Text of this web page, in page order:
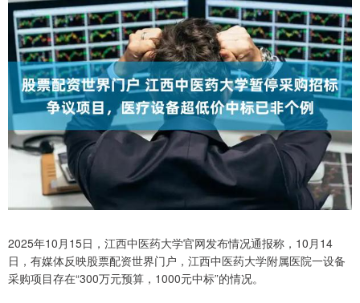
2025年10月15日，江西中医药大学官网发布情况通报称，10月14
日，有媒体反映股票配资世界门户，江西中医药大学附属医院一设备
采购项目存在“300万元预算，1000元中标”的情况。